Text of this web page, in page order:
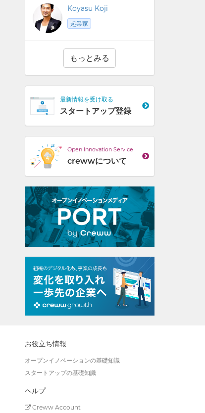
Koyasu Koji
起業家
もっとみる
最新情報を受け取る
スタートアップ登録
Open Innovation Service
crewwについて
お役立ち情報
オープンイノベーションの基礎知識
スタートアップの基礎知識
ヘルプ
Creww Account